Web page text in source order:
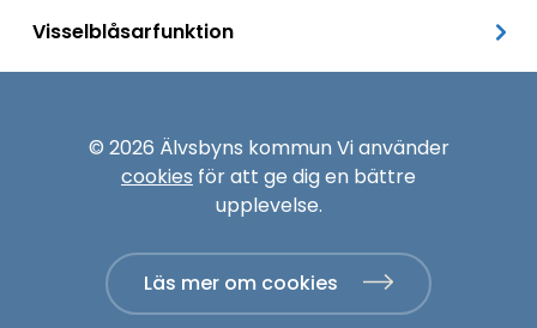
Visselblåsarfunktion
© 2026 Älvsbyns kommun Vi använder
cookies för att ge dig en bättre
upplevelse.
Läs mer om cookies